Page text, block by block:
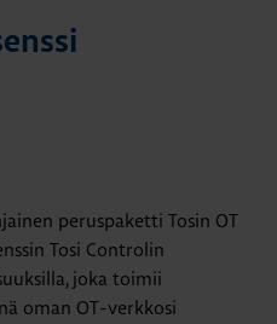
peruspaketti Tosin OT
Tosi Controlin
joka toimii
oman OT-verkkosi